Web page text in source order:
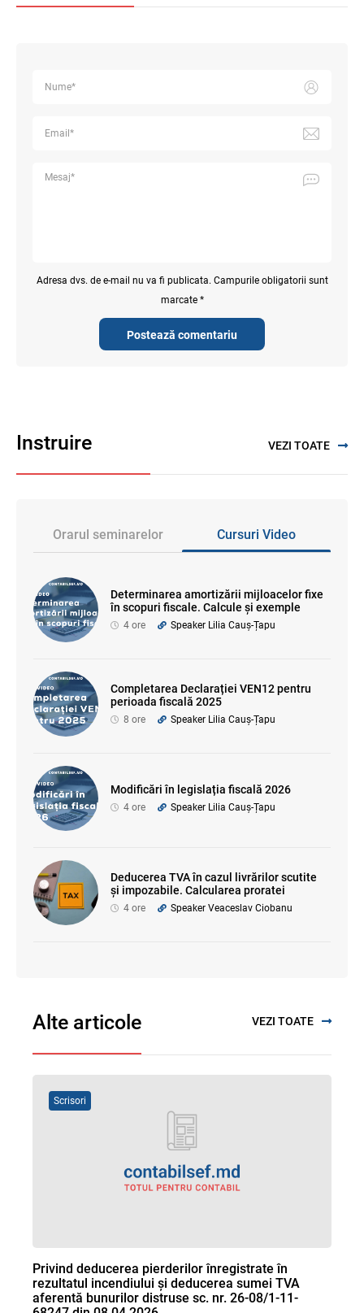
Postează comentariu
Adresa dvs. de e-mail nu va fi publicata. Campurile obligatorii sunt
marcate *
Instruire VEZI TOATE
Orarul seminarelor Cursuri Video
Determinarea amortizării mijloacelor fixe
în scopuri fiscale. Calcule și exemple
4 ore Speaker Lilia Cauș-Țapu
Completarea Declarației VEN12 pentru
perioada fiscală 2025
8 ore Speaker Lilia Cauș-Țapu
Modificări în legislația fiscală 2026
4 ore Speaker Lilia Cauș-Țapu
Deducerea TVA în cazul livrărilor scutite
și impozabile. Calcularea proratei
4 ore Speaker Veaceslav Ciobanu
Alte articole VEZI TOATE
Privind deducerea pierderilor înregistrate în
rezultatul incendiului și deducerea sumei TVA
aferentă bunurilor distruse sc. nr. 26-08/1-11-
Scrisori